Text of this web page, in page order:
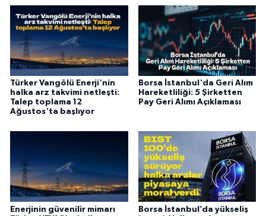
Türker Vangölü Enerji'nin
halka arz takvimi netleşti:
Talep toplama 12
Ağustos'ta başlıyor
Borsa İstanbul'da Geri Alım
Hareketliliği: 5 Şirketten
Pay Geri Alımı Açıklaması
Enerjinin güvenilir mimarı
Borsa İstanbul’da yükseliş